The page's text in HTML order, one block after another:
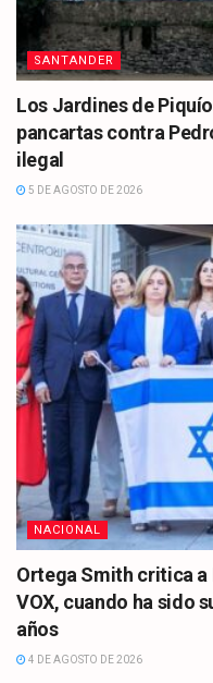
SANTANDER
Los Jardines de
pancartas contra
ilegal
5 DE AGOSTO DE 2026
NACIONAL
Ortega Smith critica a
VOX, cuando ha sido
años
4 DE AGOSTO DE 2026